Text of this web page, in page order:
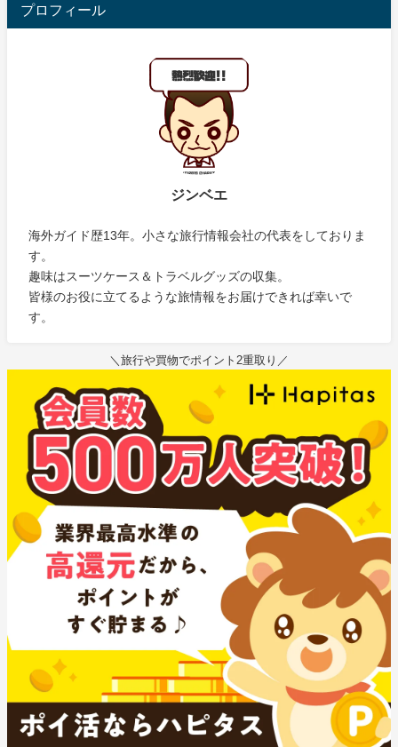
プロフィール
ジンベエ
海外ガイド歴13年。小さな旅行情報会社の代表をしておりま
す。
趣味はスーツケース＆トラベルグッズの収集。
皆様のお役に立てるような旅情報をお届けできれば幸いで
す。
＼旅行や買物でポイント2重取り／